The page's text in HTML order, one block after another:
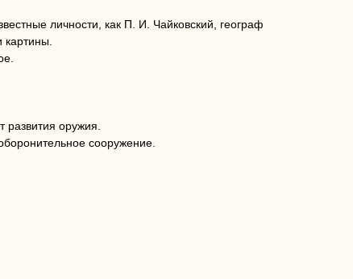
личности, как П. И. Чайковский, географ
картины.
развития оружия.
сооружение.